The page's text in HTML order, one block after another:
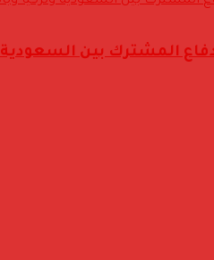
المشترك بين السعودية